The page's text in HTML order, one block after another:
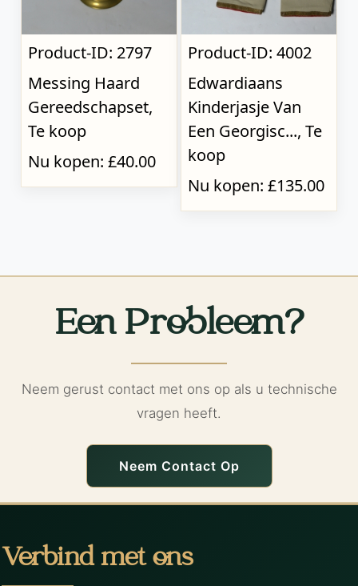
Product-ID: 2797
Messing Haard
Gereedschapset,
Te koop
Nu kopen: £40.00
Product-ID: 4002
Edwardiaans
Kinderjasje Van
Een Georgisc..., Te
koop
Nu kopen: £135.00
Een Probleem?
Neem gerust contact met ons op als u technische
vragen heeft.
Neem Contact Op
Verbind met ons